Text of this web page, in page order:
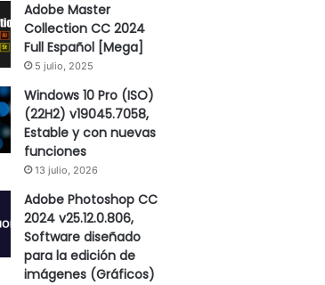
Adobe Master
Collection CC 2024
Full Español [Mega]
5 julio, 2025
Windows 10 Pro (ISO)
(22H2) v19045.7058,
Estable y con nuevas
funciones
13 julio, 2026
Adobe Photoshop CC
2024 v25.12.0.806,
Software diseñado
para la edición de
imágenes (Gráficos)